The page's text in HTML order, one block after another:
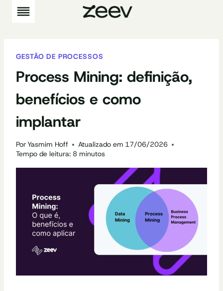
Pular
para
GESTÃO DE PROCESSOS
Process Mining: definição,
benefícios e como
implantar
PorYasmim Hoff Atualizado em 17/06/2026
Tempo de leitura: 8 minutos